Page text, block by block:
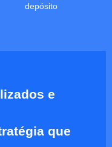
depósito
e
que